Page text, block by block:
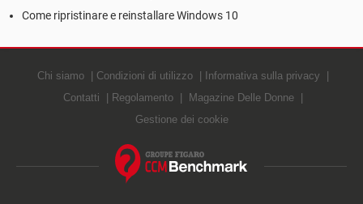
Come ripristinare e reinstallare Windows 10
Chi siamo Condizioni di utilizzo
Informativa sulla privacy
Contatti
Regolamento
Magazine Delle Donne
Gestione dei cookie